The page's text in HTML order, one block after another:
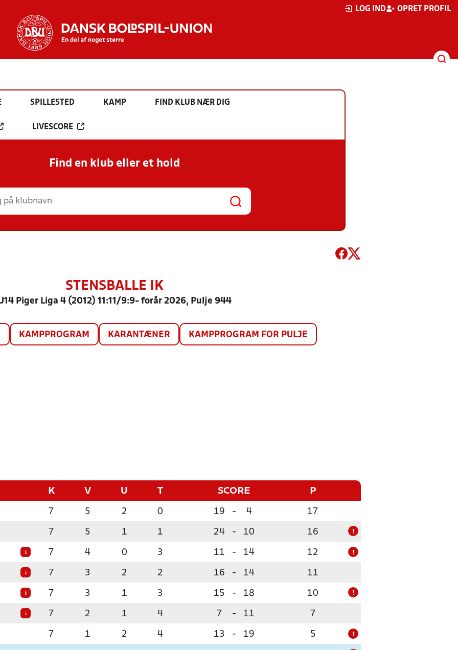
LOG IND OPRET PROFIL
SPILLESTED KAMP FIND KLUB NÆR DIG
LIVESCORE
Find en klub eller et hold
STENSBALLE IK
Piger Liga 4 (2012) 11:11/9:9- forår 2026, Pulje 944
KAMPPROGRAM KARANTÆNER KAMPPROGRAM FOR PULJE
K V U T SCORE P
7 5 2 0 19 - 4 17
7 5 1 1 24 - 10 16 !
i 7 4 0 3 11 - 14 12 !
i 7 3 2 2 16 - 14 11
i 7 3 1 3 15 - 18 10 !
i 7 2 1 4 7 - 11 7
7 1 2 4 13 - 19 5 !